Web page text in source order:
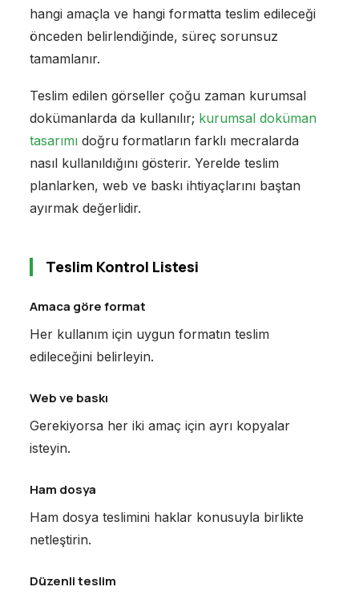
hangi amaçla ve hangi formatta teslim edileceği
önceden belirlendiğinde, süreç sorunsuz
tamamlanır.
Teslim edilen görseller çoğu zaman kurumsal
dokümanlarda da kullanılır; kurumsal doküman
tasarımıdoğru formatların farklı mecralarda
nasıl kullanıldığını gösterir. Yerelde teslim
planlarken, web ve baskı ihtiyaçlarını baştan
ayırmak değerlidir.
Teslim Kontrol Listesi
Amaca göre format
Her kullanım için uygun formatın teslim
edileceğini belirleyin.
Web ve baskı
Gerekiyorsa her iki amaç için ayrı kopyalar
isteyin.
Ham dosya
Ham dosya teslimini haklar konusuyla birlikte
netleştirin.
Düzenli teslim